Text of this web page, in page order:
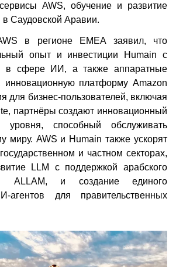
сервисы AWS, обучение и развитие
Саудовской Аравии.
в регионе EMEA заявил, что
опыт и инвестиции Humain с
в сфере ИИ, а также аппаратные
платформу Amazon
для бизнес-пользователей, включая
партнёры создают инновационный
уровня, способный обслуживать
миру. AWS и Humain также ускорят
и частном секторах,
LLM с поддержкой арабского
ALLAM, и создание единого
агентов для правительственных